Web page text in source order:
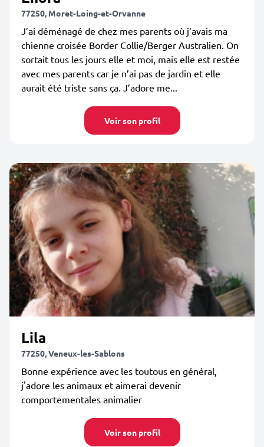
77250, Moret-Loing-et-Orvanne
J’ai déménagé de chez mes parents où j’avais ma
chienne croisée Border Collie/Berger Australien. On
sortait tous les jours elle et moi, mais elle est restée
avec mes parents car je n’ai pas de jardin et elle
aurait été triste sans ça. J’adore me...
Voir son profil
Lila
77250, Veneux-les-Sablons
Bonne expérience avec les toutous en général,
j'adore les animaux et aimerai devenir
comportementales animalier
Voir son profil